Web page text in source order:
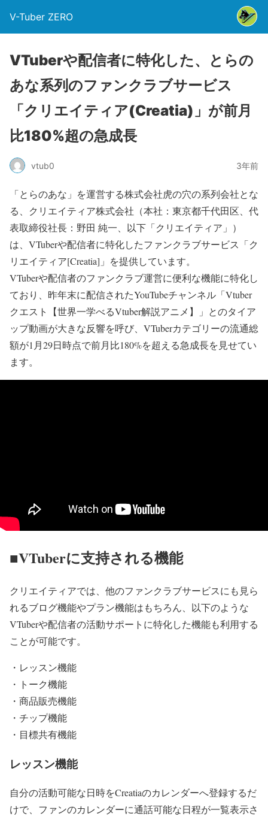
V-Tuber ZERO
VTuberや配信者に特化した、とらの
あな系列のファンクラブサービス
「クリエイティア(Creatia)」が前月
比180%超の急成長
vtub0 3年前
「とらのあな」を運営する株式会社虎の穴の系列会社とな
る、クリエイティア株式会社（本社：東京都千代田区、代
表取締役社長：野田 純一、以下「クリエイティア」）
は、VTuberや配信者に特化したファンクラブサービス「ク
リエイティア[Creatia]」を提供しています。
VTuberや配信者のファンクラブ運営に便利な機能に特化し
ており、昨年末に配信されたYouTubeチャンネル「Vtuber
クエスト【世界一学べるVtuber解説アニメ】」とのタイア
ップ動画が大きな反響を呼び、VTuberカテゴリーの流通総
額が1月29日時点で前月比180%を超える急成長を見せてい
ます。
■VTuberに支持される機能
クリエイティアでは、他のファンクラブサービスにも見ら
れるブログ機能やプラン機能はもちろん、以下のような
VTuberや配信者の活動サポートに特化した機能も利用する
ことが可能です。
・レッスン機能
・トーク機能
・商品販売機能
・チップ機能
・目標共有機能
レッスン機能
自分の活動可能な日時をCreatiaのカレンダーへ登録するだ
けで、ファンのカレンダーに通話可能な日程が一覧表示さ